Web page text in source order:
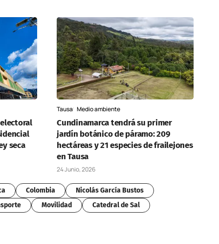
seca
Tausa Medio ambiente
Cundinamarca tendrá su primer
jardín botánico de páramo: 209
hectáreas y 21 especies de frailejones
en Tausa
24 Junio, 2026
Colombia
Nicolás García Bustos
Movilidad Catedral de Sal